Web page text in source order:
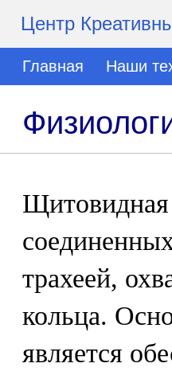
Центр
Главная Наши
Щитовидная
трахеей,
кольца.
является